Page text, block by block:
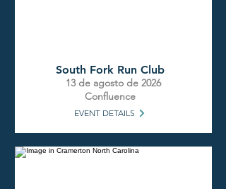
South Fork Run Club
13 de agosto de 2026
Confluence
EVENT DETAILS